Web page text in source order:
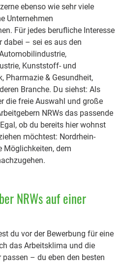
ebenso wie sehr viele
Unternehmen
Für jedes berufliche Interesse
dabei – sei es aus den
Kunststoff- und
Pharmazie & Gesundheit,
Branche. Du siehst: Als
die freie Auswahl und große
NRWs das passende
ob du bereits hier wohnst
möchtest: Nordrhein-
Möglichkeiten, dem
NRWs auf einer
du vor der Bewerbung für eine
das Arbeitsklima und die
– du eben den besten